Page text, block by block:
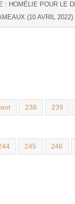
: HOMÉLIE POUR LE
(10 AVRIL 2022)
238 239
245 246